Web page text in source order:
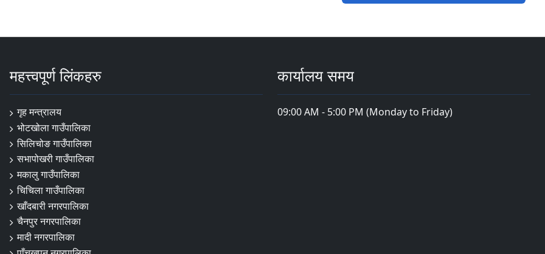
महत्त्वपूर्ण लिंकहरु
गृह मन्त्रालय
भोटखोला गाउँपालिका
सिलिचोङ गाउँपालिका
सभापोखरी गाउँपालिका
मकालु गाउँपालिका
चिचिला गाउँपालिका
खाँदबारी नगरपालिका
चैनपुर नगरपालिका
मादी नगरपालिका
कार्यालय समय
09:00 AM - 5:00 PM (Monday to Friday)